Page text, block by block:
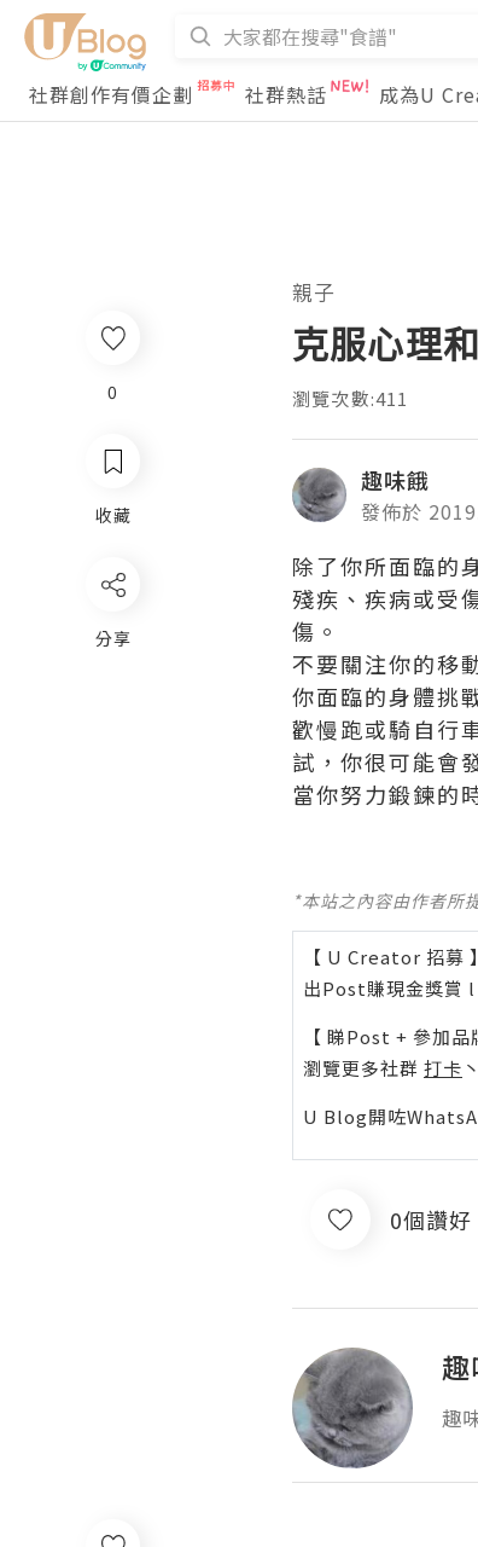
社群創作有價企劃 社群熱話 成為U
親子
克服心理
瀏覽次數:411
趣味餓
發佈於
除了你所面臨的
殘疾、疾病或受
傷。
不要關注你的移
你面臨的身體挑
歡慢跑或騎自行
試，你很可能會
當你努力鍛鍊的
*本站之內容由作者所
【 U Creator 招募 】
出Post賺現金獎賞 l
【 睇Post + 參加品
瀏覽更多社群 打卡 丶
U Blog開咗
0個讚好
趣
0
收藏
分享